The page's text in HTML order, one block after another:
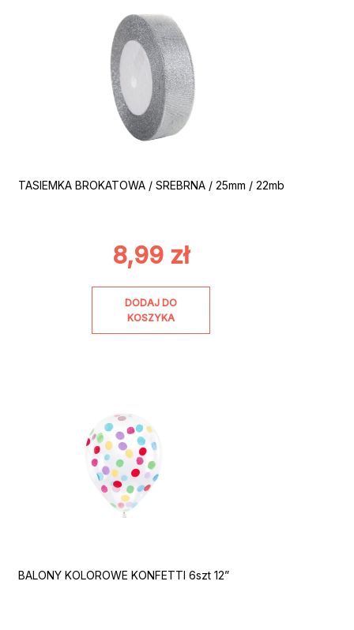
TASIEMKA BROKATOWA / SREBRNA / 25mm / 22mb
8,99 zł
DODAJ DO
KOSZYKA
BALONY KOLOROWE KONFETTI 6szt 12”